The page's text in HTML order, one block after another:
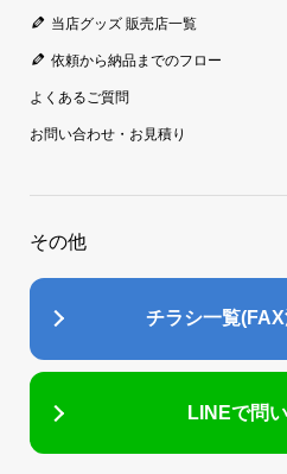
当店グッズ 販売店一覧
依頼から納品までのフロー
よくあるご質問
お問い合わせ・お見積り
その他
チラシ一覧
LINEで問